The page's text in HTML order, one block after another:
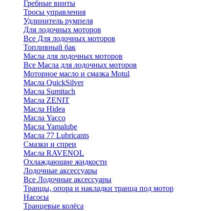
Гребные винты
Тросы управления
Удлинитель румпеля
Для лодочных моторов
Все Для лодочных моторов
Топливный бак
Масла для лодочных моторов
Все Масла для лодочных моторов
Моторное масло и смазка Motul
Масла QuickSilver
Масла Sumitach
Масла ZENIT
Масла Hidea
Масла Yacco
Масла Yamalube
Масла 77 Lubricants
Смазки и спреи
Масла RAVENOL
Охлаждающие жидкости
Лодочные аксессуары
Все Лодочные аксессуары
Транцы, опора и накладки транца под мотор
Насосы
Транцевые колёса